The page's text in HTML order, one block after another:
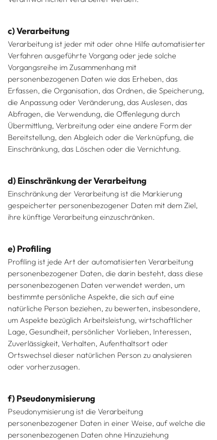
c) Verarbeitung
Verarbeitung ist jeder mit oder ohne Hilfe automatisierter
Verfahren ausgeführte Vorgang oder jede solche
Vorgangsreihe im Zusammenhang mit
personenbezogenen Daten wie das Erheben, das
Erfassen, die Organisation, das Ordnen, die Speicherung,
die Anpassung oder Veränderung, das Auslesen, das
Abfragen, die Verwendung, die Offenlegung durch
Übermittlung, Verbreitung oder eine andere Form der
Bereitstellung, den Abgleich oder die Verknüpfung, die
Einschränkung, das Löschen oder die Vernichtung.
d) Einschränkung der Verarbeitung
Einschränkung der Verarbeitung ist die Markierung
gespeicherter personenbezogener Daten mit dem Ziel,
ihre künftige Verarbeitung einzuschränken.
e) Profiling
Profiling ist jede Art der automatisierten Verarbeitung
personenbezogener Daten, die darin besteht, dass diese
personenbezogenen Daten verwendet werden, um
bestimmte persönliche Aspekte, die sich auf eine
natürliche Person beziehen, zu bewerten, insbesondere,
um Aspekte bezüglich Arbeitsleistung, wirtschaftlicher
Lage, Gesundheit, persönlicher Vorlieben, Interessen,
Zuverlässigkeit, Verhalten, Aufenthaltsort oder
Ortswechsel dieser natürlichen Person zu analysieren
oder vorherzusagen.
f) Pseudonymisierung
Pseudonymisierung ist die Verarbeitung
personenbezogener Daten in einer Weise, auf welche die
personenbezogenen Daten ohne Hinzuziehung